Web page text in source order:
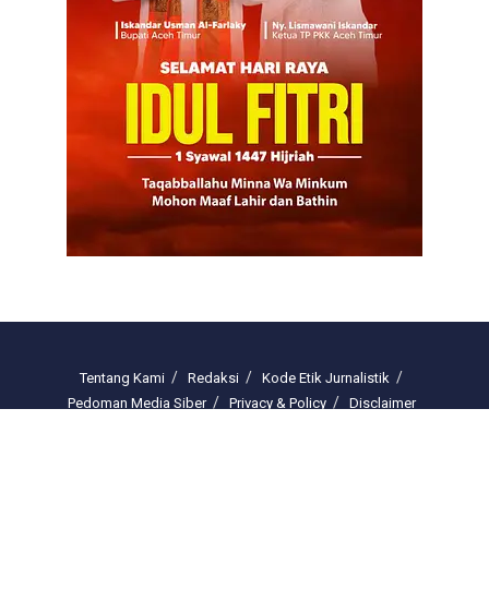
Tentang Kami Redaksi
Kode Etik Jurnalistik
Pedoman Media Siber
Privacy & Policy Disclaimer